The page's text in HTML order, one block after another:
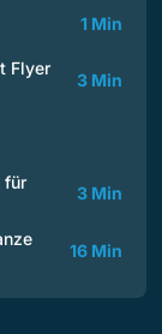
1 Min
Flyer
3 Min
für
3 Min
16 Min